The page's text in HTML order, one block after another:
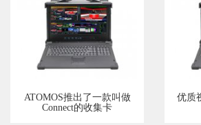
ATOMOS推出了一款叫做
Connect的收集卡
优质